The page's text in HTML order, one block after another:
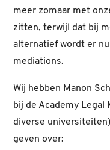
meer zomaar met
zitten, terwijl dat bij
alternatief wordt er
mediations.
Wij hebben Manon
bij de Academy Legal
diverse
geven over: